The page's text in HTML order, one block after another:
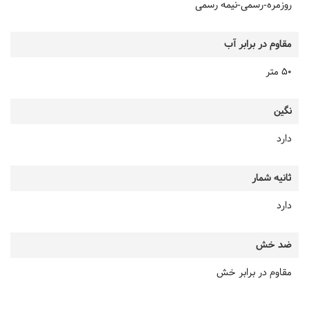
روزمره-رسمی-نیمه رسمی
مقاوم در برابر آب
50 متر
نگین
دارد
ثانیه شمار
دارد
ضد خش
مقاوم در برابر خش